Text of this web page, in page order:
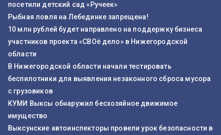
посетили детский сад «Ручеек»
Рыбная ловля на Лебединке запрещена!
10 млн рублей будет направлено на поддержку бизнеса
участников проекта «СВОё дело» в Нижегородской
области
В Нижегородской области начали тестировать
беспилотники для выявления незаконного сброса мусора
с грузовиков
КУМИ Выксы обнаружил бесхозяйное движимое
имущество
Выксунские автоинспекторы провели урок безопасности в